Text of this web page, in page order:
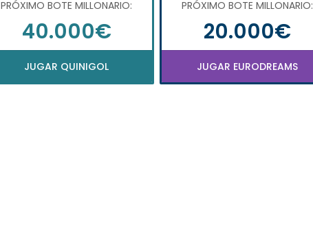
PRÓXIMO BOTE MILLONARIO:
40.000€
JUGAR QUINIGOL
PRÓXIMO BOTE MILLONARIO:
20.000€
JUGAR EURODREAMS